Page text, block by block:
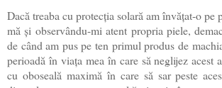
Dacă treaba cu protecția solară am învățat-o pe
mă și observându-mi atent propria piele,
de când am pus pe ten primul produs de
perioadă în viața mea în care să neglijez acest
cu oboseală maximă în care să sar peste